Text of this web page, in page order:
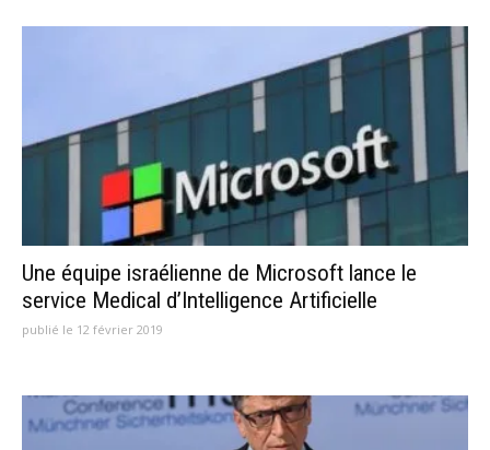
Une équipe israélienne de Microsoft lance le
service Medical d’Intelligence Artificielle
publié le 12 février 2019